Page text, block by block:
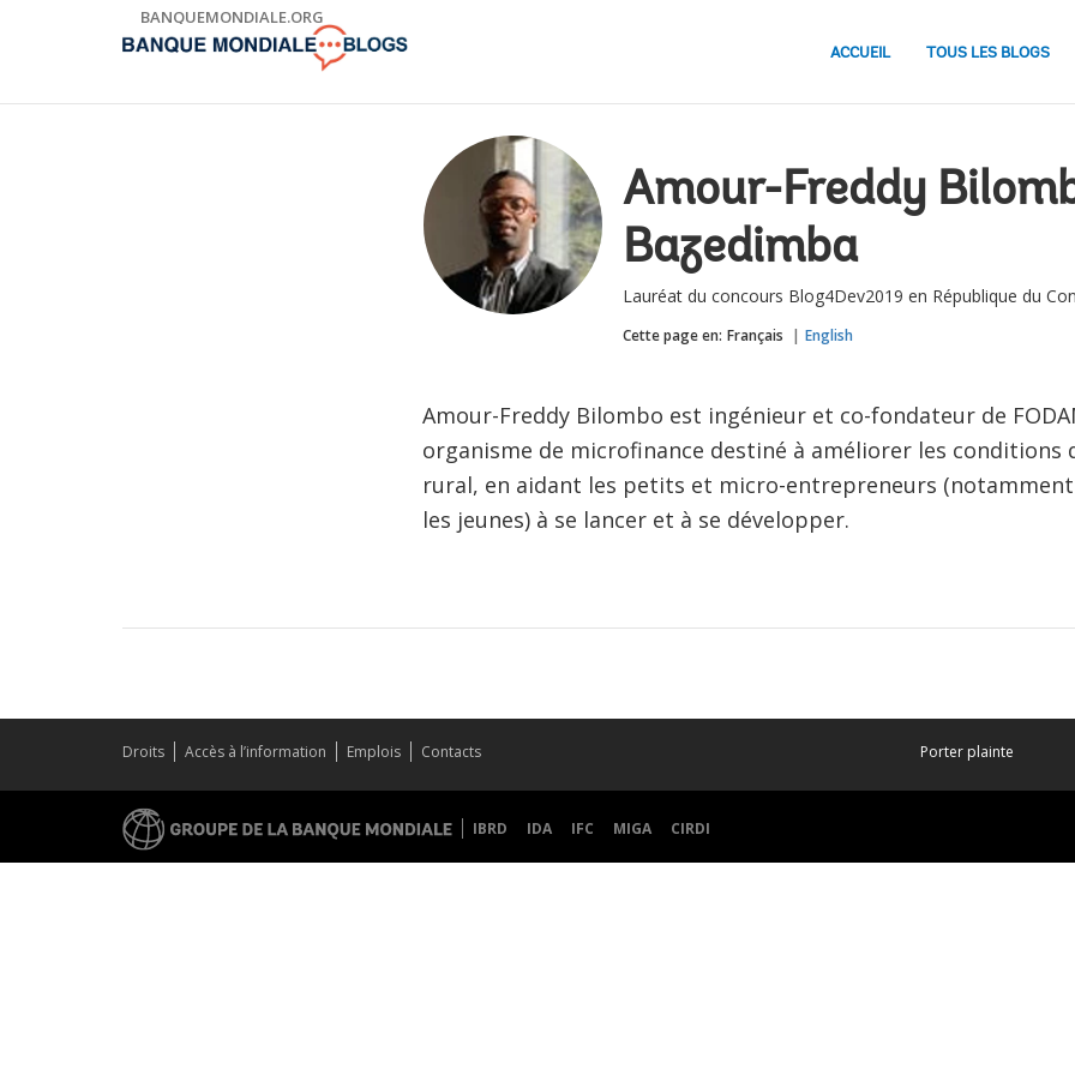
BANQUEMONDIALE.ORG
ACCUEIL TOUS LES BLOGS
Amour-Freddy
Bazedimba
Lauréat du concours Blog4Dev2019 en République du
Cette page en: Français English
Amour-Freddy Bilombo est ingénieur et co-fondateur de
organisme de microfinance destiné à améliorer les conditions
rural, en aidant les petits et micro-entrepreneurs
les jeunes) à se lancer et à se développer.
Droits Accès à l’information Emplois Contacts Porter plainte
IBRD IDA IFC MIGA CIRDI